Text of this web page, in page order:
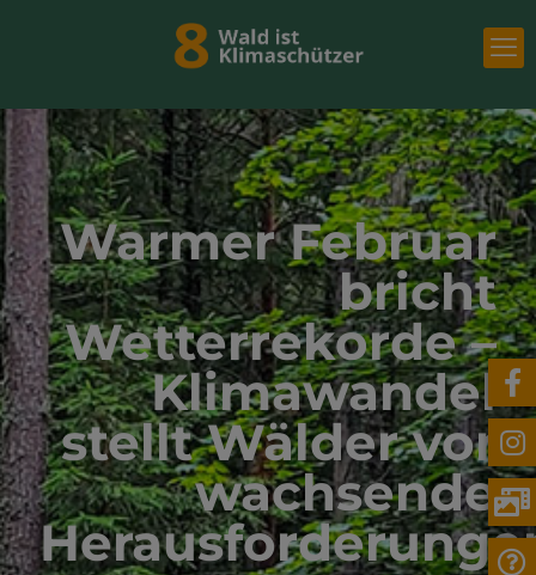
Warmer Februar
bricht
Wetterrekorde –
Klimawandel
stellt Wälder vor
wachsende